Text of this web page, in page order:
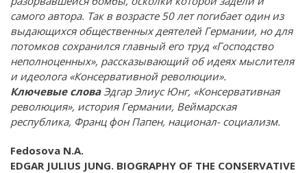
самого автора. Так в возрасте 50 лет погибает один из
выдающихся общественных деятелей Германии, но для
потомков сохранился главный его труд «Господство
неполноценных», рассказывающий об идеях мыслителя
и идеолога «Консервативной революции».
Ключевые словаЭдгар Элиус Юнг, «Консервативная
революция», история Германии, Веймарская
республика, Франц фон Папен, национал- социализм.
Fedosova N.A.
EDGAR JULIUS JUNG. BIOGRAPHY OF THE CONSERVATIVE